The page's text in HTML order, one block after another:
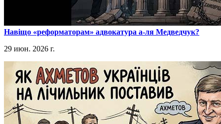
​Навіщо «реформаторам» адвокатура а-ля Медведчук?
29 июн. 2026 г.